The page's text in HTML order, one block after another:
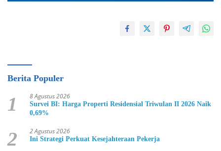
Berita Populer
1 8 Agustus 2026
Survei BI: Harga Properti Residensial Triwulan II 2026 Naik
0,69%
2 2 Agustus 2026
Ini Strategi Perkuat Kesejahteraan Pekerja